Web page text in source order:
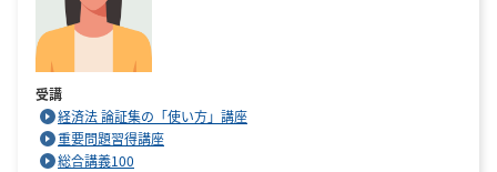
受講
経済法 論証集の「使い方」講座
重要問題習得講座
総合講義100